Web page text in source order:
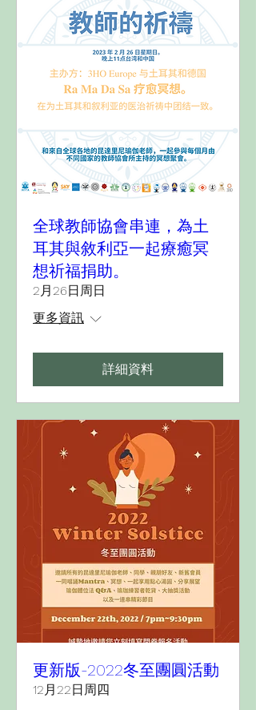
全球教師協會串連，為土
耳其與敘利亞一起療癒冥
想祈福捐助。
2月26日周日
更多資訊
詳細資料
更新版-2022冬至團圓活動
12月22日周四